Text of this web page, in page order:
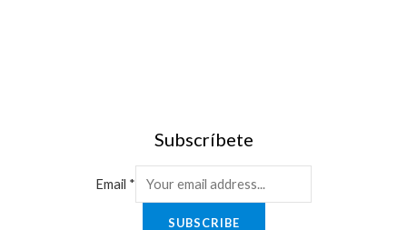
Subscríbete
Email *
SUBSCRIBE